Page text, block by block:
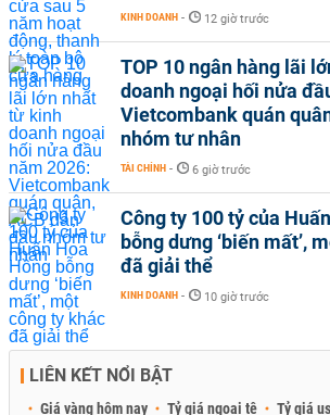
KINH DOANH - 12 giờ trước
TOP 10 ngân hàng lãi
doanh ngoại hối nửa
Vietcombank quán
nhóm tư nhân
TÀI CHÍNH - 6 giờ trước
Công ty 100 tỷ của
bỗng dưng ‘biến mất’,
đã giải thể
KINH DOANH - 10 giờ trước
LIÊN KẾT NỔI BẬT
Giá vàng hôm nay Tỷ giá ngoại tệ Tỷ giá